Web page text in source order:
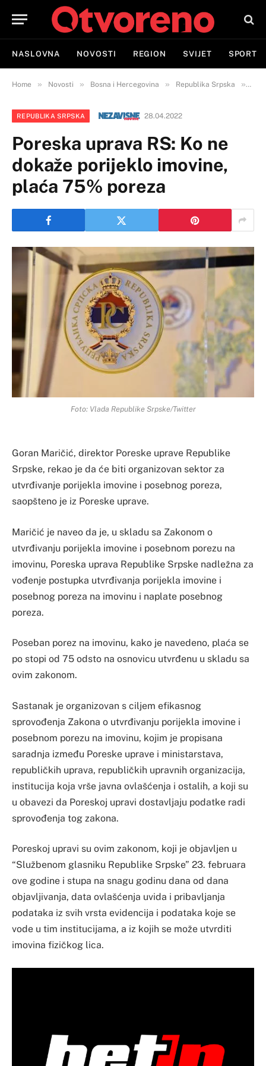
NASLOVNA NOVOSTI REGION SVIJET SPORT
Home » Novosti » Bosna i Hercegovina » Republika Srpska »
REPUBLIKA SRPSKA 28.04.2022
Poreska uprava RS: Ko ne
dokaže porijeklo imovine,
plaća 75% poreza
Foto: Vlada Republike Srpske/Twitter
Goran Maričić, direktor Poreske uprave Republike
Srpske, rekao je da će biti organizovan sektor za
utvrđivanje porijekla imovine i posebnog poreza,
saopšteno je iz Poreske uprave.
Maričić je naveo da je, u skladu sa Zakonom o
utvrđivanju porijekla imovine i posebnom porezu na
imovinu, Poreska uprava Republike Srpske nadležna za
vođenje postupka utvrđivanja porijekla imovine i
posebnog poreza na imovinu i naplate posebnog
poreza.
Poseban porez na imovinu, kako je navedeno, plaća se
po stopi od 75 odsto na osnovicu utvrđenu u skladu sa
ovim zakonom.
Sastanak je organizovan s ciljem efikasnog
sprovođenja Zakona o utvrđivanju porijekla imovine i
posebnom porezu na imovinu, kojim je propisana
saradnja između Poreske uprave i ministarstava,
republičkih uprava, republičkih upravnih organizacija,
institucija koja vrše javna ovlašćenja i ostalih, a koji su
u obavezi da Poreskoj upravi dostavljaju podatke radi
sprovođenja tog zakona.
Poreskoj upravi su ovim zakonom, koji je objavljen u
“Službenom glasniku Republike Srpske” 23. februara
ove godine i stupa na snagu godinu dana od dana
objavljivanja, data ovlašćenja uvida i pribavljanja
podataka iz svih vrsta evidencija i podataka koje se
vode u tim institucijama, a iz kojih se može utvrditi
imovina fizičkog lica.